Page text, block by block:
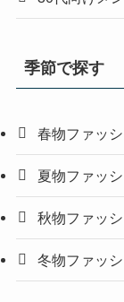
季節で探す
春物ファッ
夏物ファッ
秋物ファッ
冬物ファッ